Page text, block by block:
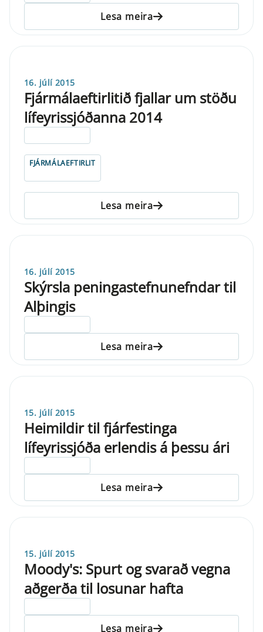
Lesa meira
16. júlí 2015
Fjármálaeftirlitið fjallar um stöðu
lífeyrissjóðanna 2014
FJÁRMÁLAEFTIRLIT
Lesa meira
16. júlí 2015
Skýrsla peningastefnunefndar til
Alþingis
Lesa meira
15. júlí 2015
Heimildir til fjárfestinga
lífeyrissjóða erlendis á þessu ári
Lesa meira
15. júlí 2015
Moody's: Spurt og svarað vegna
aðgerða til losunar hafta
Lesa meira